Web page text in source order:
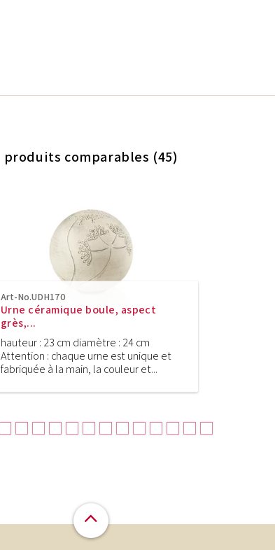
produits comparables (45)
Art-No.UDH170
Urne céramique boule, aspect
grès,...
hauteur : 23 cm diamètre : 24 cm
Attention : chaque urne est unique et
fabriquée à la main, la couleur et...